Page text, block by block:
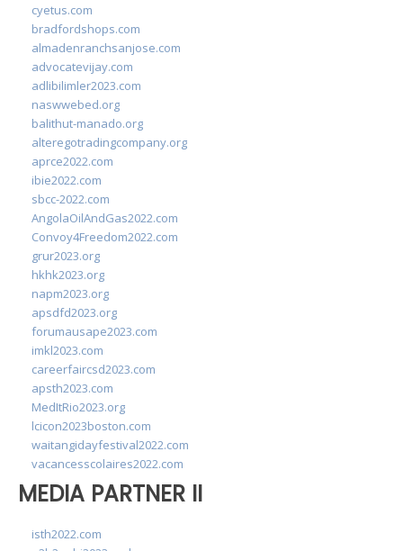
cyetus.com
bradfordshops.com
almadenranchsanjose.com
advocatevijay.com
adlibilimler2023.com
naswwebed.org
balithut-manado.org
alteregotradingcompany.org
aprce2022.com
ibie2022.com
sbcc-2022.com
AngolaOilAndGas2022.com
Convoy4Freedom2022.com
grur2023.org
hkhk2023.org
napm2023.org
apsdfd2023.org
forumausape2023.com
imkl2023.com
careerfaircsd2023.com
apsth2023.com
MedItRio2023.org
lcicon2023boston.com
waitangidayfestival2022.com
vacancesscolaires2022.com
MEDIA PARTNER II
isth2022.com